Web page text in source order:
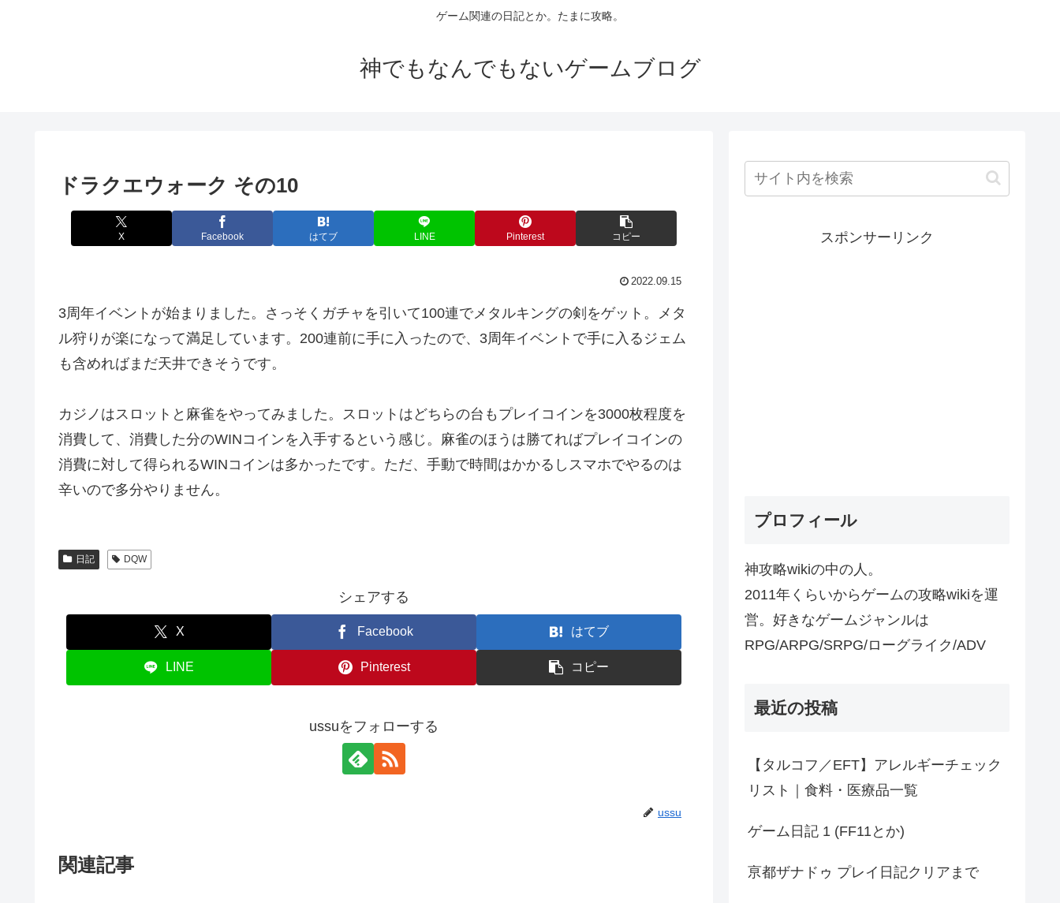
ゲーム関連の日記とか。たまに攻略。
神でもなんでもないゲームブログ
ドラクエウォーク その10
X Facebook はてブ LINE Pinterest コピー
2022.09.15
3周年イベントが始まりました。さっそくガチャを引いて100連でメタルキングの剣をゲット。メタ
ル狩りが楽になって満足しています。200連前に手に入ったので、3周年イベントで手に入るジェム
も含めればまだ天井できそうです。
カジノはスロットと麻雀をやってみました。スロットはどちらの台もプレイコインを3000枚程度を
消費して、消費した分のWINコインを入手するという感じ。麻雀のほうは勝てればプレイコインの
消費に対して得られるWINコインは多かったです。ただ、手動で時間はかかるしスマホでやるのは
辛いので多分やりません。
日記 DQW
シェアする
X Facebook はてブ
LINE Pinterest コピー
ussuをフォローする
ussu
関連記事
スポンサーリンク
プロフィール
神攻略wikiの中の人。
2011年くらいからゲームの攻略wikiを運
営。好きなゲームジャンルは
RPG/ARPG/SRPG/ローグライク/ADV
最近の投稿
【タルコフ／EFT】アレルギーチェック
リスト｜食料・医療品一覧
ゲーム日記 1 (FF11とか)
亰都ザナドゥ プレイ日記クリアまで